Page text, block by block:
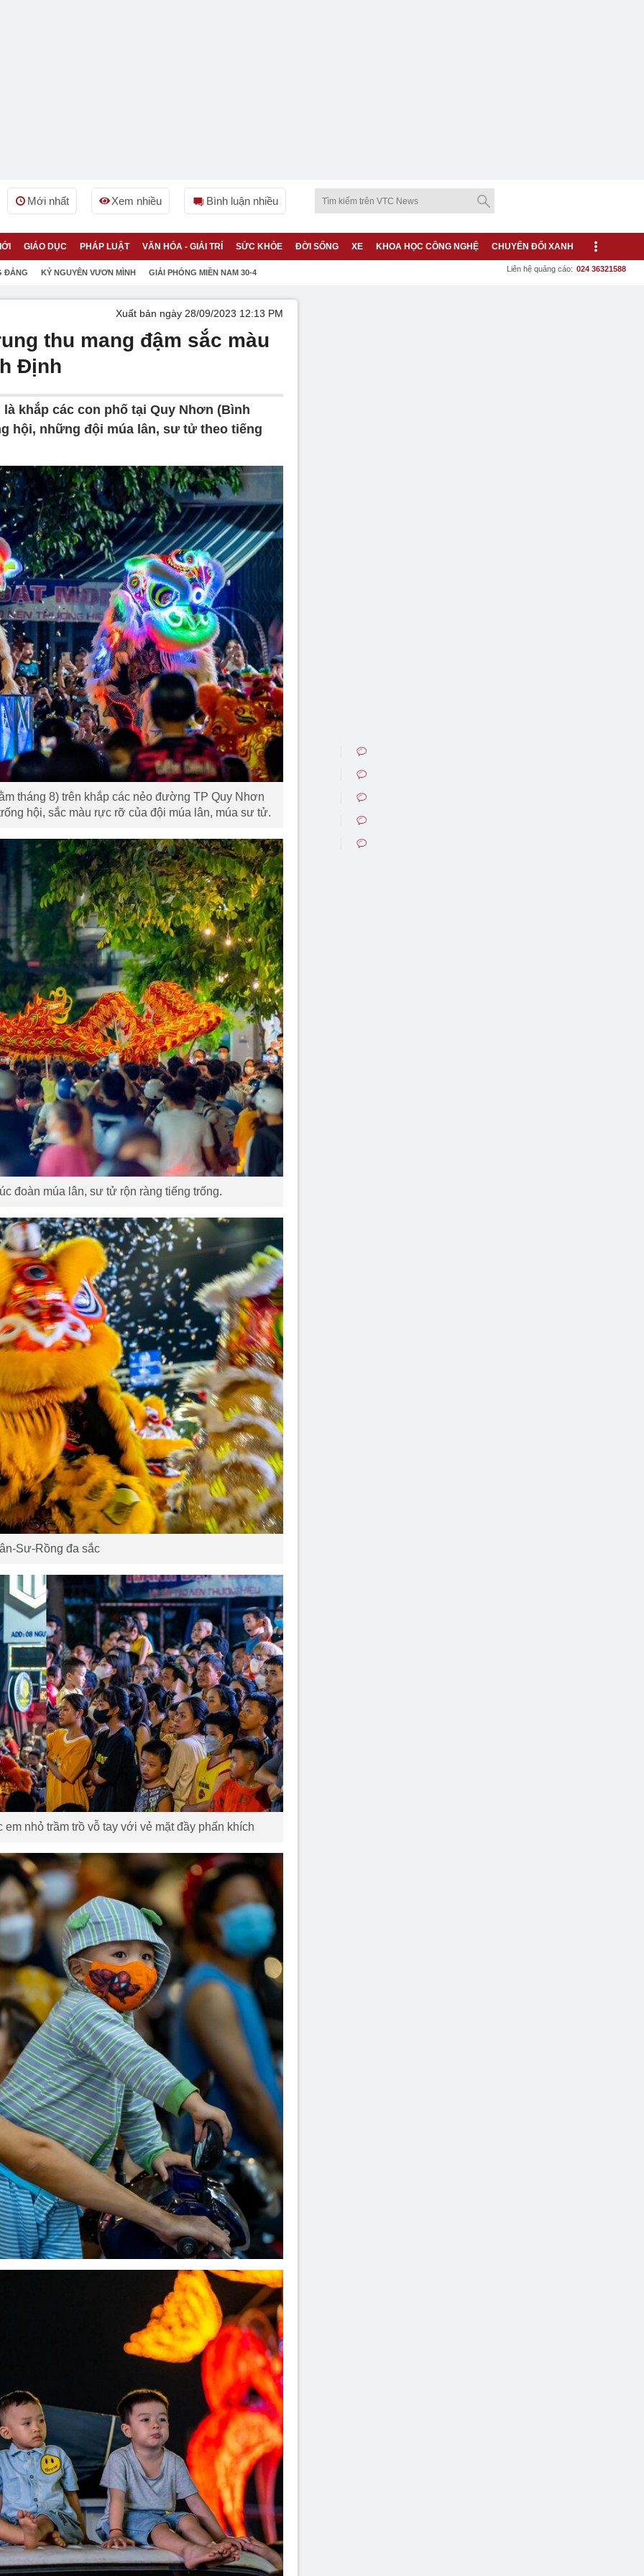
Mới nhất Xem nhiều Bình luận nhiều
GIÁO DỤC PHÁP LUẬT VĂN HÓA - GIẢI TRÍ SỨC KHỎE ĐỜI SỐNG XE KHOA HỌC CÔNG NGHỆ CHUYỂN ĐỔI XANH
ĐẢNG KỶ NGUYÊN VƯƠN MÌNH GIẢI PHÓNG MIỀN NAM 30-4 Liên hệ quảng cáo: 024 36321588
Xuất bản ngày 28/09/2023 12:13 PM
thu mang đậm sắc màu
Định
khắp các con phố tại Quy Nhơn (Bình
hội, những đội múa lân, sư tử theo tiếng
tháng 8) trên khắp các nẻo đường TP Quy Nhơn
hội, sắc màu rực rỡ của đội múa lân, múa sư tử.
đoàn múa lân, sư tử rộn ràng tiếng trống.
Sư-Rồng đa sắc
nhỏ trầm trồ vỗ tay với vẻ mặt đầy phấn khích